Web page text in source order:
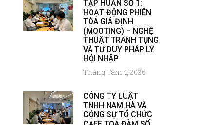
TẬP HUẤN SỐ 1:
HOẠT ĐỘNG PHIÊN
TÒA GIẢ ĐỊNH
(MOOTING) – NGHỆ
THUẬT TRANH TỤNG
VÀ TƯ DUY PHÁP LÝ
HỘI NHẬP
Tháng Tám 4, 2026
CÔNG TY LUẬT
TNHH NAM HÀ VÀ
CỘNG SỰ TỔ CHỨC